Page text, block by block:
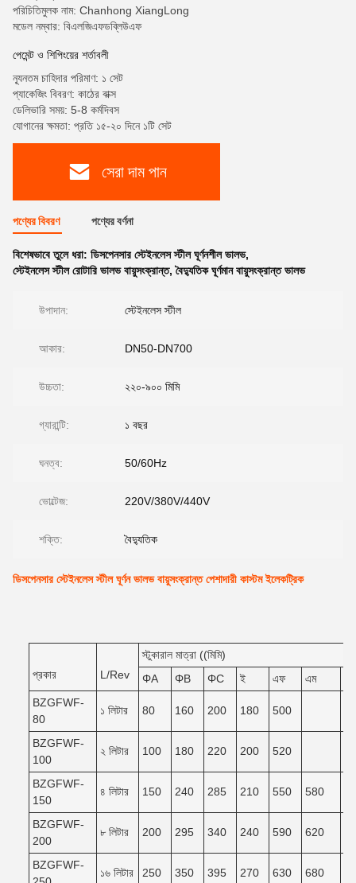
পরিচিতিমুলক নাম: Chanhong XiangLong
মডেল নম্বার: বিএলজিএফডব্লিউএফ
পেমেন্ট ও শিপিংয়ের শর্তাবলী
ন্যূনতম চাহিদার পরিমাণ: ১ সেট
প্যাকেজিং বিবরণ: কাঠের বাক্স
ডেলিভারি সময়: 5-8 কর্মদিবস
যোগানের ক্ষমতা: প্রতি ১৫-২০ দিনে ১টি সেট
সেরা দাম পান
পণ্যের বিবরণ পণ্যের বর্ণনা
বিশেষভাবে তুলে ধরা: ডিসপেনসার স্টেইনলেস স্টীল ঘূর্ণনশীল ভালভ,
স্টেইনলেস স্টীল রোটারি ভালভ বায়ুসংক্রান্ত,বৈদ্যুতিক ঘূর্ণমান বায়ুসংক্রান্ত ভালভ
উপাদান: স্টেইনলেস স্টীল
আকার: DN50-DN700
উচ্চতা: ২২০-৯০০ মিমি
গ্যারান্টি: ১ বছর
ঘনত্ব: 50/60Hz
ভোল্টেজ: 220V/380V/440V
শক্তি: বৈদ্যুতিক
ডিসপেনসার স্টেইনলেস স্টীল ঘূর্ণন ভালভ বায়ুসংক্রান্ত পেশাদারী কাস্টম ইলেকট্রিক
প্রকার L/Rev
স্টুকারাল মাত্রা ((মিমি)
ΦA
ΦB ΦC ই এফ এম
BZGFWF-
80
১ লিটার 80 160 200 180 500
BZGFWF-
100
২ লিটার 100 180 220 200 520
BZGFWF-
150
৪ লিটার 150 240 285 210 550 580
BZGFWF-
200
৮ লিটার 200 295 340 240 590 620
BZGFWF-
১৬ লিটার 250 350 395 270 630 680